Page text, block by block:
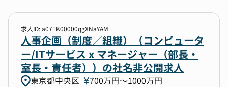
求人ID: a07TK00000qgXNaYAM
人事企画（制度／組織）（コンピュータ
ー/ITサービス x マネージャー（部長・
室長・責任者））の社名非公開求人
東京都中央区 700万円〜1000万円